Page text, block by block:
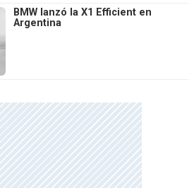
BMW lanzó la X1 Efficient en
Argentina